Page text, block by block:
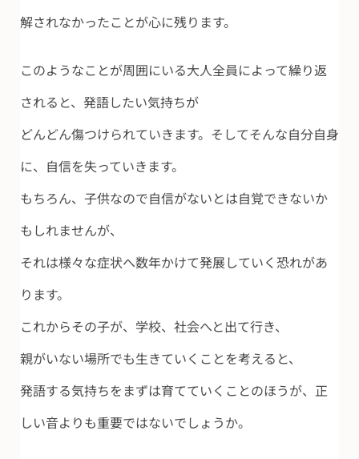
解されなかったことが心に残ります。
このようなことが周囲にいる大人全員によって繰り返
されると、発語したい気持ちが
どんどん傷つけられていきます。そしてそんな自分自身
に、自信を失っていきます。
もちろん、子供なので自信がないとは自覚できないか
もしれませんが、
それは様々な症状へ数年かけて発展していく恐れがあ
ります。
これからその子が、学校、社会へと出て行き、
親がいない場所でも生きていくことを考えると、
発語する気持ちをまずは育てていくことのほうが、 正
しい音よりも重要ではないでしょうか。